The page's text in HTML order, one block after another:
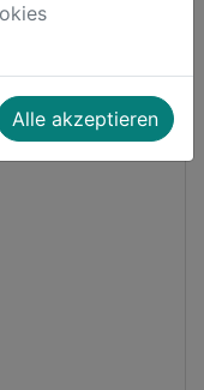
Alle akzeptieren